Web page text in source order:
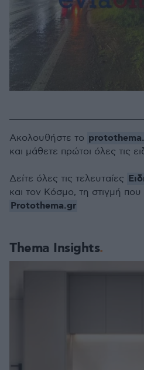
Thema Insights
Ακολουθήστε το
και μάθετε πρώτοι όλες τις
Δείτε όλες τις τελευταίες
και τον Κόσμο, τη στιγμή
Protothema.gr